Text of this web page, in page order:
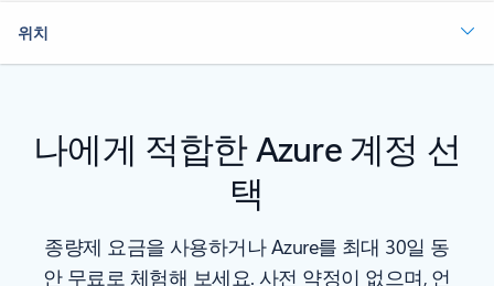
위치
나에게 적합한 Azure 계정 선
택
종량제 요금을 사용하거나 Azure를 최대 30일 동
안 무료로 체험해 보세요. 사전 약정이 없으며, 언